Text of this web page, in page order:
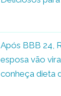
Após BBB 24,
esposa vão
conheça dieta